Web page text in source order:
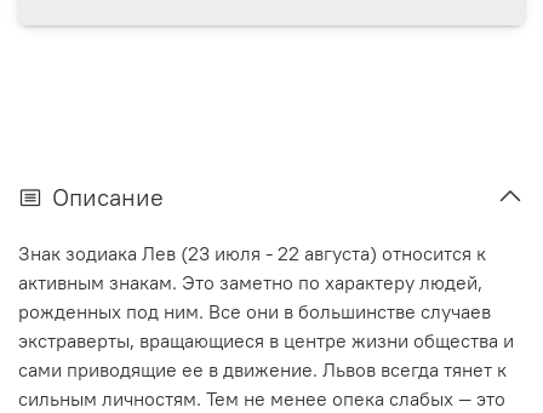
Описание
Знак зодиака Лев (23 июля - 22 августа) относится к
активным знакам. Это заметно по характеру людей,
рожденных под ним. Все они в большинстве случаев
экстраверты, вращающиеся в центре жизни общества и
сами приводящие ее в движение. Львов всегда тянет к
сильным личностям. Тем не менее опека слабых — это